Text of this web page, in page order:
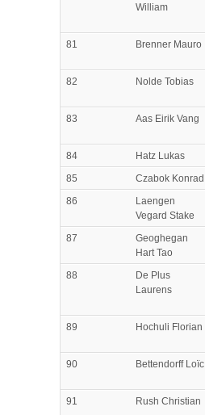
William
81 Brenner Mauro
82 Nolde Tobias
83 Aas Eirik Vang
84 Hatz Lukas
85
Czabok Konrad
86
Laengen
Vegard Stake
87
Geoghegan
Hart Tao
88
De Plus
Laurens
89 Hochuli Florian
90 Bettendorff Loïc
91 Rush Christian